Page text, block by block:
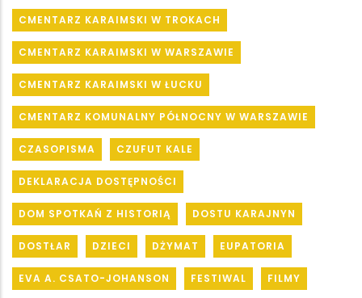
CMENTARZ KARAIMSKI W TROKACH
CMENTARZ KARAIMSKI W WARSZAWIE
CMENTARZ KARAIMSKI W ŁUCKU
CMENTARZ KOMUNALNY PÓŁNOCNY W WARSZAWIE
CZASOPISMA CZUFUT KALE
DEKLARACJA DOSTĘPNOŚCI
DOM SPOTKAŃ Z HISTORIĄ DOSTU KARAJNYN
DOSTŁAR DZIECI DŻYMAT EUPATORIA
EVA A. CSATO-JOHANSON FESTIWAL FILMY